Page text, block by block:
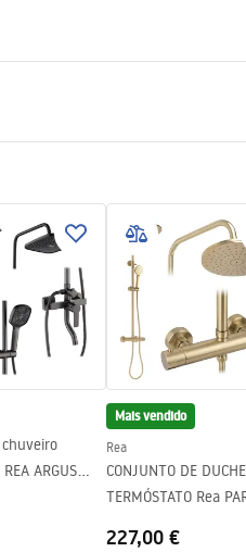
Entrada
Transparente 8mm
Aero
1950
mm
Universal
24 meses
ARGUS
Mais vendido
Rea
CONJUNTO DE
TERMÓSTATO Rea
227,00 €